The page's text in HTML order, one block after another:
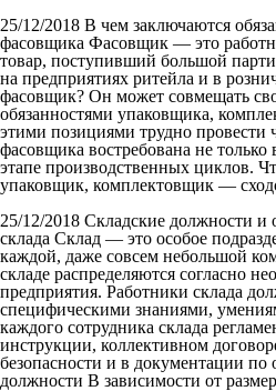
25/12/2018 В чем заключаются
фасовщика Фасовщик — это
товар, поступивший большой
на предприятиях ритейла и в
фасовщик? Он может совмещать
обязанностями упаковщика,
этими позициями трудно провести
фасовщика востребована не
этапе производственных циклов.
упаковщик, комплектовщик —
25/12/2018 Складские должности и
склада Склад — это особое
каждой, даже совсем небольшой
складе распределяются согласно
предприятия. Работники склада
специфическими знаниями,
каждого сотрудника склада
инструкции, коллективном
безопасности и в документации по
должности В зависимости от